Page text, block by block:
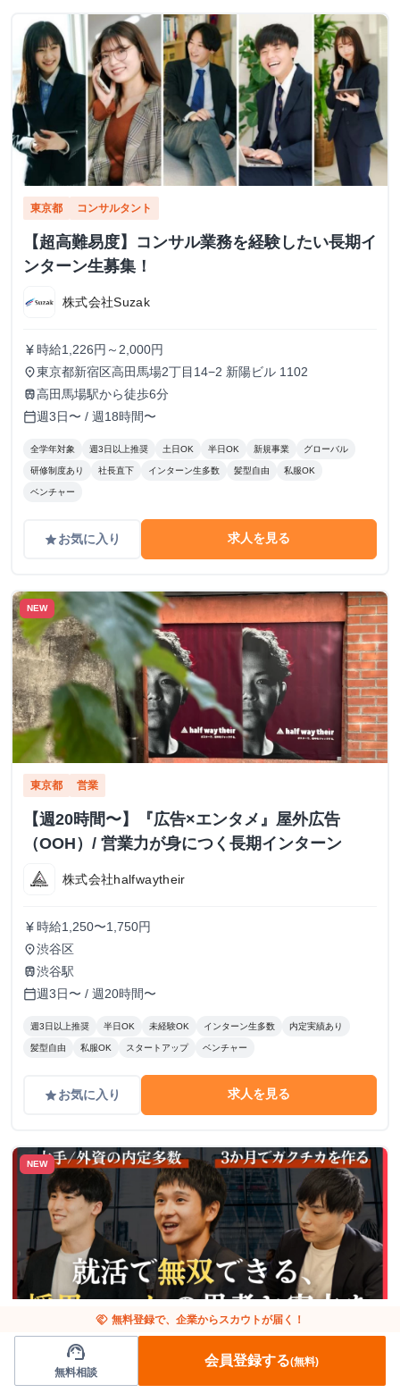
東京都 コンサルタント
【超高難易度】コンサル業務を経験したい長期イ
ンターン生募集！
株式会社Suzak
currency_yen 時給1,226円～2,000円
place東京都新宿区高田馬場2丁目14−2 新陽ビル 1102
train高田馬場駅から徒歩6分
calendar_today週3日〜 / 週18時間〜
全学年対象 週3日以上推奨 土日OK 半日OK 新規事業 グローバル
研修制度あり 社長直下 インターン生多数 髪型自由 私服OK
ベンチャー
gradeお気に入り 求人を見る
NEW
東京都 営業
【週20時間〜】『広告×エンタメ』屋外広告
（OOH）/ 営業力が身につく長期インターン
株式会社halfwaytheir
currency_yen 時給1,250〜1,750円
place渋谷区
train渋谷駅
calendar_today週3日〜 / 週20時間〜
週3日以上推奨 半日OK 未経験OK インターン生多数 内定実績あり
髪型自由 私服OK スタートアップ ベンチャー
gradeお気に入り 求人を見る
NEW
人事/広報
【週3〜／フレックス】新卒採用責任者の直下で
handshake 無料登録で、企業からスカウトが届く！
support_agent
無料相談
会員登録する(無料)